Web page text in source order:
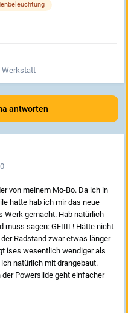
Werkstatt
antworten
von meinem Mo-Bo. Da ich in
hatte hab ich mir das neue
Werk gemacht. Hab natürlich
muss sagen: GEIIIL! Hätte nicht
Radstand zwar etwas länger
ises wesentlich wendiger als
natürlich mit drangebaut.
Powerslide geht einfacher